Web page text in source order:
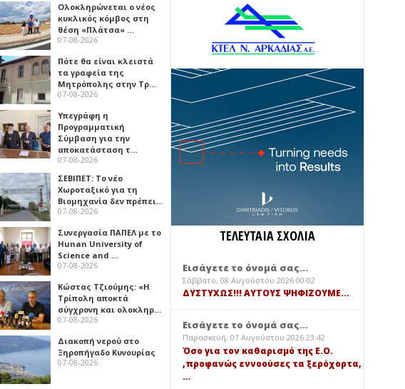
Ολοκληρώνεται ο νέος
κυκλικός κόμβος στη
θέση «Πλάτσα» …
07-08-2026
Πότε θα είναι κλειστά
τα γραφεία της
Μητρόπολης στην Τρ…
07-08-2026
Υπεγράφη η
Προγραμματική
Σύμβαση για την
αποκατάσταση τ…
07-08-2026
ΣΕΒΙΠΕΤ: Το νέο
Χωροταξικό για τη
Βιομηχανία δεν πρέπει…
07-08-2026
Συνεργασία ΠΑΠΕΛ με το
Hunan University of
Science and …
07-08-2026
Κώστας Τζιούμης: «Η
Τρίπολη αποκτά
σύγχρονη και ολοκληρ…
07-08-2026
Διακοπή νερού στο
Ξηροπήγαδο Κυνουρίας
07-08-2026
ΤΕΛΕΥΤΑΙΑ ΣΧΟΛΙΑ
Εισάγετε το όνομά σας...
Σάββατο, 08 Αυγούστου 2026 00:02
ΔΥΣΤΥΧΩΣ!!! ΑΥΤΟΥΣ ΨΗΦΙΖΟΥΜΕ...
Εισάγετε το όνομά σας...
Παρασκευή, 07 Αυγούστου 2026 23:42
Όσο για τον καθαρισμό της Ε.Ο.
,προφανώς εννοούσες τα ξερόχορτα,
…